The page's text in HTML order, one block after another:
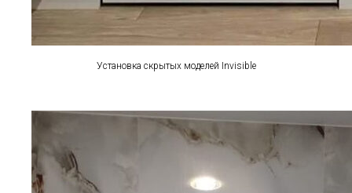
Установка скрытых моделей Invisible